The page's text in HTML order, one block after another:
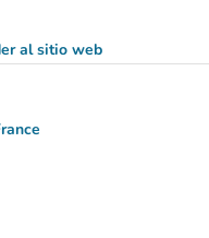
al sitio web
(nueva pestaña)